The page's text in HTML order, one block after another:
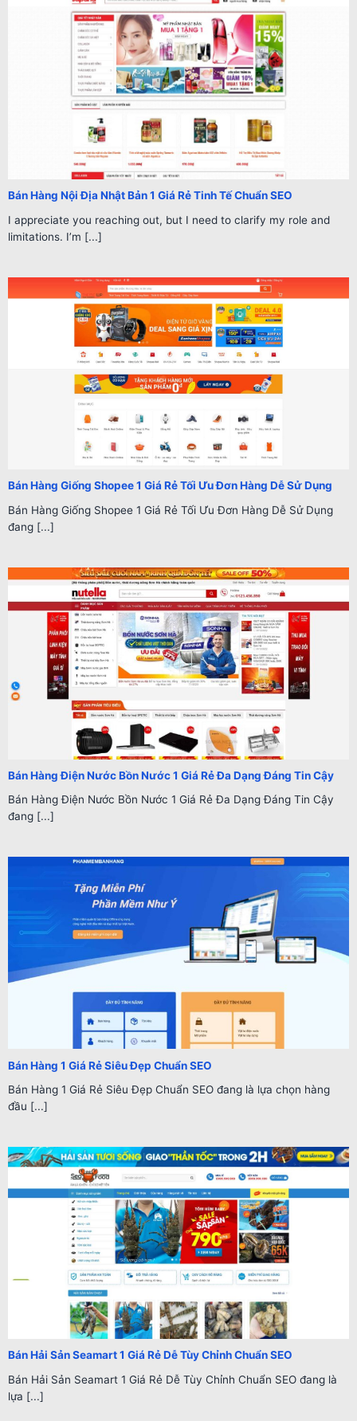
Bán Hàng Nội Địa Nhật Bản 1 Giá Rẻ Tinh Tế Chuẩn SEO
I appreciate you reaching out, but I need to clarify my role and
limitations. I’m [...]
Bán Hàng Giống Shopee 1 Giá Rẻ Tối Ưu Đơn Hàng Dễ Sử Dụng
Bán Hàng Giống Shopee 1 Giá Rẻ Tối Ưu Đơn Hàng Dễ Sử Dụng
đang [...]
Bán Hàng Điện Nước Bồn Nước 1 Giá Rẻ Đa Dạng Đáng Tin Cậy
Bán Hàng Điện Nước Bồn Nước 1 Giá Rẻ Đa Dạng Đáng Tin Cậy
đang [...]
Bán Hàng 1 Giá Rẻ Siêu Đẹp Chuẩn SEO
Bán Hàng 1 Giá Rẻ Siêu Đẹp Chuẩn SEO đang là lựa chọn hàng
đầu [...]
Bán Hải Sản Seamart 1 Giá Rẻ Dễ Tùy Chỉnh Chuẩn SEO
Bán Hải Sản Seamart 1 Giá Rẻ Dễ Tùy Chỉnh Chuẩn SEO đang là
lựa [...]